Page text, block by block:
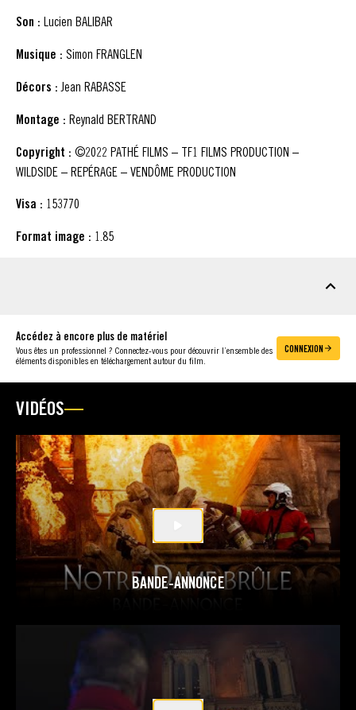
Son : Lucien BALIBAR
Musique : Simon FRANGLEN
Décors : Jean RABASSE
Montage : Reynald BERTRAND
Copyright : ©2022 PATHÉ FILMS – TF1 FILMS PRODUCTION –
WILDSIDE – REPÉRAGE – VENDÔME PRODUCTION
Visa : 153770
Format image : 1.85
Accédez à encore plus de matériel
Vous êtes un professionnel ? Connectez-vous pour découvrir l’ensemble des
éléments disponibles en téléchargement autour du film.
CONNEXION
VIDÉOS
BANDE-ANNONCE